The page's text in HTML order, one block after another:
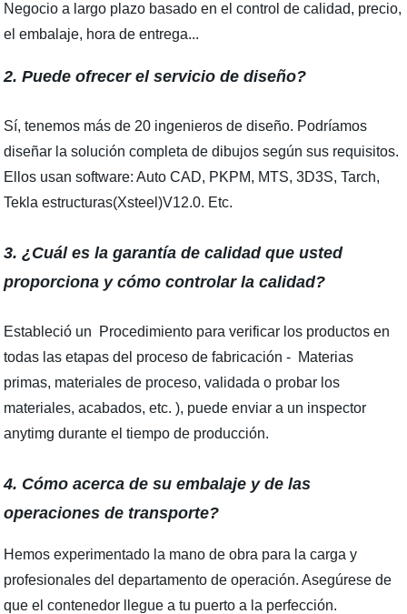
Negocio a largo plazo basado en el control de calidad, precio,
el embalaje, hora de entrega...
2. Puede ofrecer el servicio de diseño?
Sí, tenemos más de 20 ingenieros de diseño. Podríamos
diseñar la solución completa de dibujos según sus requisitos.
Ellos usan software: Auto CAD, PKPM, MTS, 3D3S, Tarch,
Tekla estructuras(Xsteel)V12.0. Etc.
3. ¿Cuál es la garantía de calidad que usted
proporciona y cómo controlar la calidad?
Estableció un Procedimiento para verificar los productos en
todas las etapas del proceso de fabricación - Materias
primas, materiales de proceso, validada o probar los
materiales, acabados, etc. ), puede enviar a un inspector
anytimg durante el tiempo de producción.
4. Cómo acerca de su embalaje y de las
operaciones de transporte?
Hemos experimentado la mano de obra para la carga y
profesionales del departamento de operación. Asegúrese de
que el contenedor llegue a tu puerto a la perfección.